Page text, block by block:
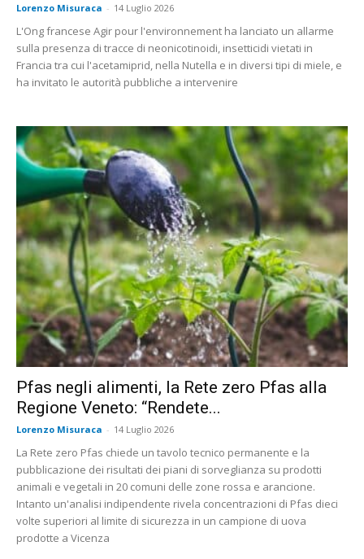
Lorenzo Misuraca - 14 Luglio 2026
L'Ong francese Agir pour l'environnement ha lanciato un allarme
sulla presenza di tracce di neonicotinoidi, insetticidi vietati in
Francia tra cui l'acetamiprid, nella Nutella e in diversi tipi di miele, e
ha invitato le autorità pubbliche a intervenire
Pfas negli alimenti, la Rete zero Pfas alla
Regione Veneto: “Rendete...
Lorenzo Misuraca - 14 Luglio 2026
La Rete zero Pfas chiede un tavolo tecnico permanente e la
pubblicazione dei risultati dei piani di sorveglianza su prodotti
animali e vegetali in 20 comuni delle zone rossa e arancione.
Intanto un'analisi indipendente rivela concentrazioni di Pfas dieci
volte superiori al limite di sicurezza in un campione di uova
prodotte a Vicenza